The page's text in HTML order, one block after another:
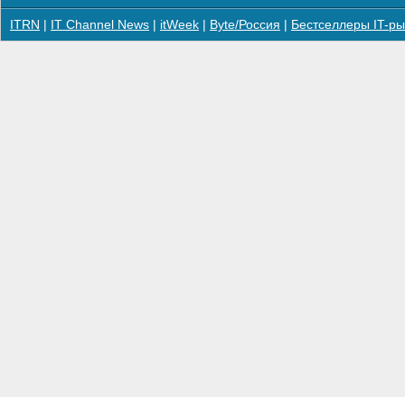
ITRN IT Channel News itWeek Byte/Россия Бестселлеры IT-